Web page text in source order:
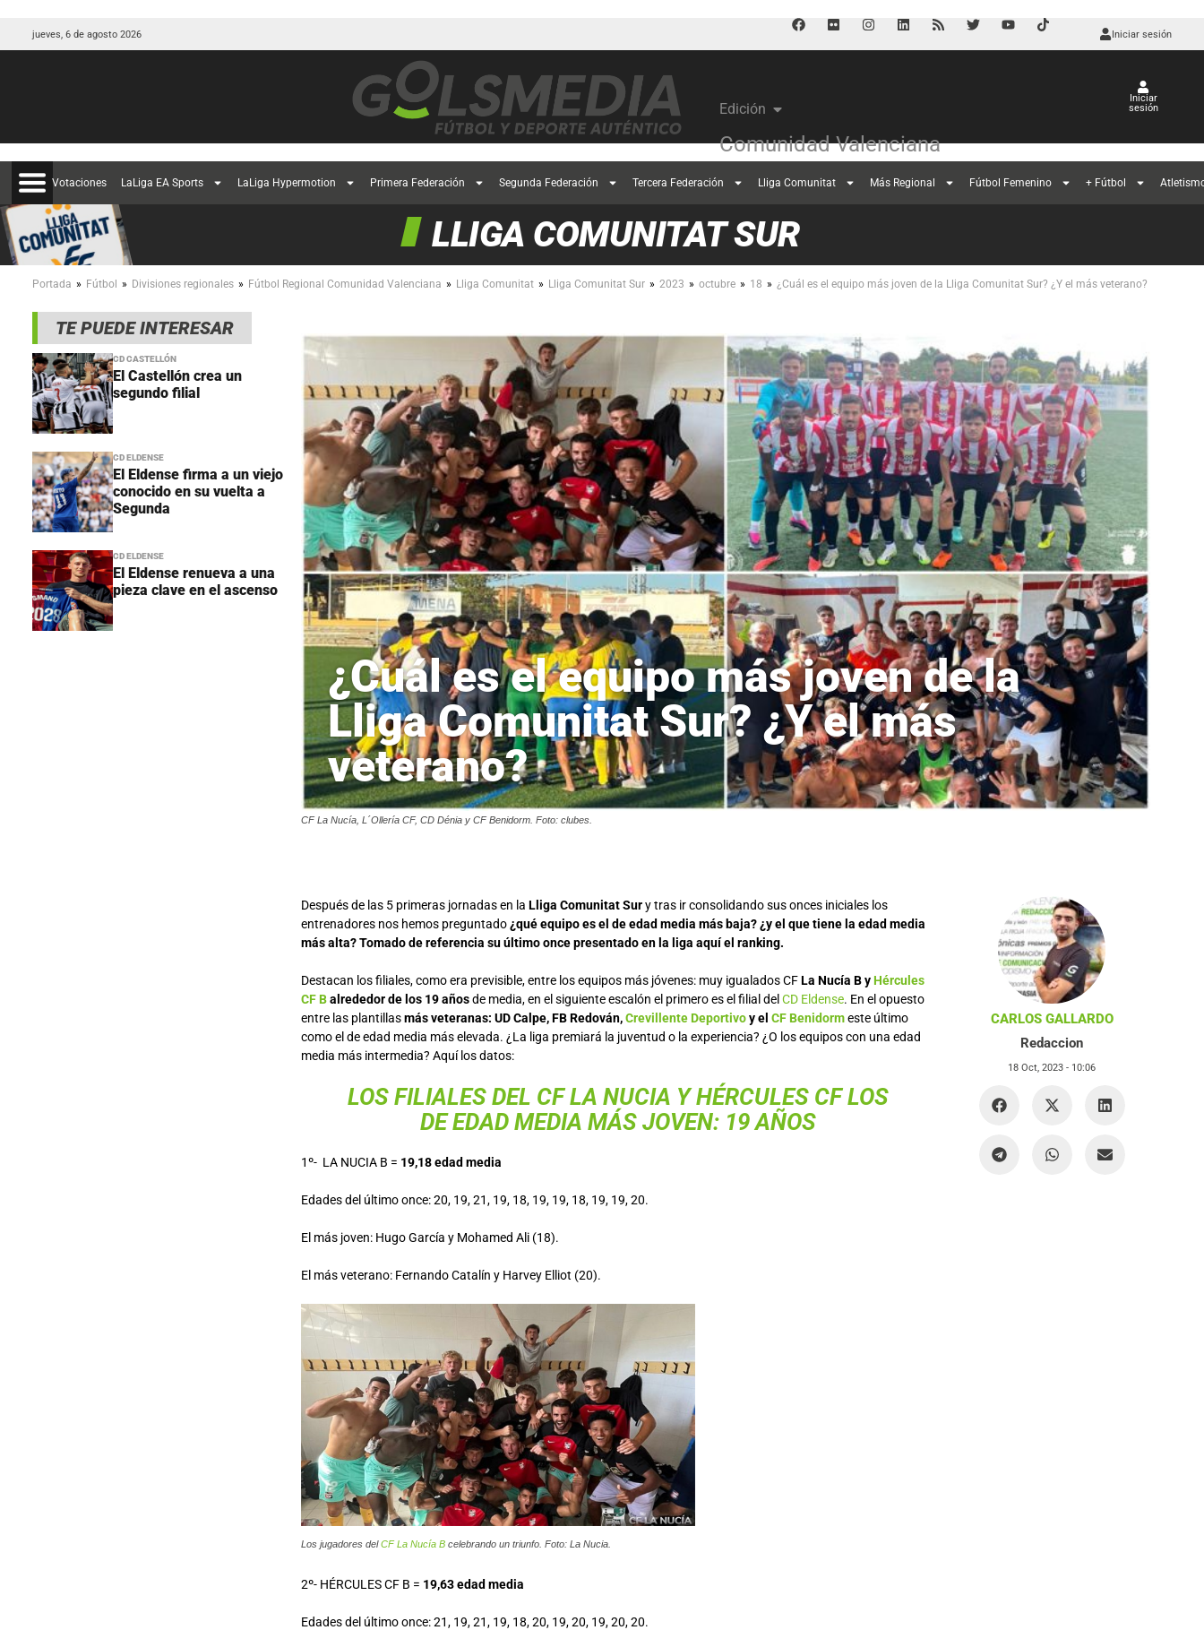
jueves, 6 de agosto 2026 Iniciar sesión
Edición
Comunidad Valenciana
Iniciar
sesión
Votaciones LaLiga EA Sports LaLiga Hypermotion Primera Federación Segunda Federación Tercera Federación Lliga Comunitat Más Regional Fútbol Femenino + Fútbol
LLIGA COMUNITAT SUR
Portada » Fútbol » Divisiones regionales » Fútbol Regional Comunidad Valenciana » Lliga Comunitat » Lliga Comunitat Sur » 2023 » octubre » 18 » ¿Cuál es el equipo más joven de la Lliga Comunitat Sur? ¿Y el más veterano?
TE PUEDE INTERESAR
CD CASTELLÓN
El Castellón crea un
segundo filial
CD ELDENSE
El Eldense firma a un viejo
conocido en su vuelta a
Segunda
CD ELDENSE
El Eldense renueva a una
pieza clave en el ascenso
¿Cuál es el equipo más joven de la
Lliga Comunitat Sur? ¿Y el más
veterano?
CF La Nucía, L´Ollería CF, CD Dénia y CF Benidorm. Foto: clubes.
Después de las 5 primeras jornadas en la Lliga Comunitat Sury tras ir consolidando sus onces iniciales los
entrenadores nos hemos preguntado¿qué equipo es el de edad media más baja? ¿y el que tiene la edad media
más alta?Tomado de referencia su último once presentado en la liga aquí el ranking.
Destacan los filiales, como era previsible, entre los equipos más jóvenes: muy igualados CFLa Nucía B yHércules
CF Balrededor de los 19 añosde media, en el siguiente escalón el primero es el filial del CD Eldense. En el opuesto
entre las plantillasmás veteranas: UD Calpe, FB Redován,Crevillente Deportivoy el CF Benidormeste último
como el de edad media más elevada. ¿La liga premiará la juventud o la experiencia? ¿O los equipos con una edad
media más intermedia? Aquí los datos:
LOS FILIALES DEL CF LA NUCIA Y HÉRCULES CF LOS
DE EDAD MEDIA MÁS JOVEN: 19 AÑOS
1º- LA NUCIA B = 19,18 edad media
Edades del último once: 20, 19, 21, 19, 18, 19, 19, 18, 19, 19, 20.
El más joven: Hugo García y Mohamed Ali (18).
El más veterano: Fernando Catalín y Harvey Elliot (20).
Los jugadores delCF La Nucía B celebrando un triunfo. Foto: La Nucia.
2º- HÉRCULES CF B = 19,63 edad media
Edades del último once: 21, 19, 21, 19, 18, 20, 19, 20, 19, 20, 20.
CARLOS GALLARDO
Redaccion
18 Oct, 2023 - 10:06